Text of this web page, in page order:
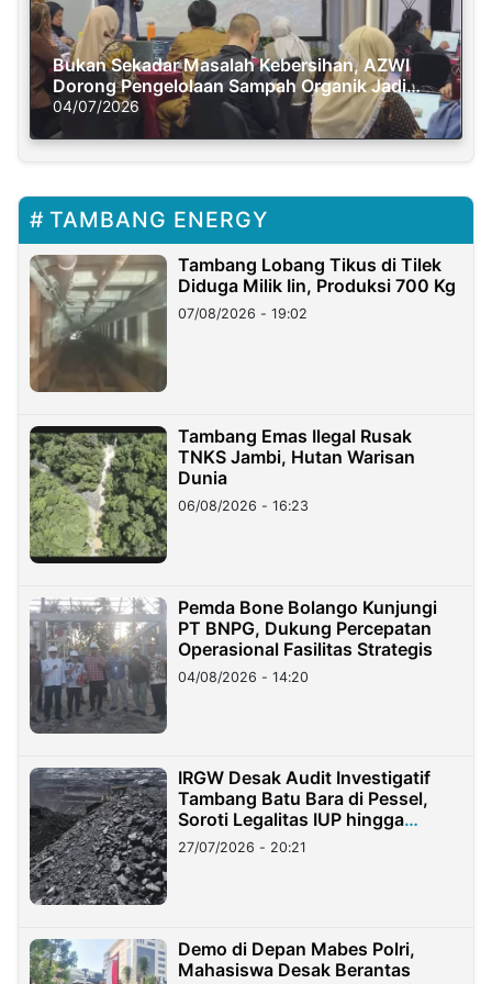
Bukan Sekadar Masalah Kebersihan, AZWI
Dorong Pengelolaan Sampah Organik Jadi
Solusi Krisis Iklim
04/07/2026
TAMBANG ENERGY
Tambang Lobang Tikus di Tilek
Diduga Milik Iin, Produksi 700 Kg
07/08/2026 - 19:02
Tambang Emas Ilegal Rusak
TNKS Jambi, Hutan Warisan
Dunia
06/08/2026 - 16:23
Pemda Bone Bolango Kunjungi
PT BNPG, Dukung Percepatan
Operasional Fasilitas Strategis
04/08/2026 - 14:20
IRGW Desak Audit Investigatif
Tambang Batu Bara di Pessel,
Soroti Legalitas IUP hingga
Stockpile
27/07/2026 - 20:21
Demo di Depan Mabes Polri,
Mahasiswa Desak Berantas